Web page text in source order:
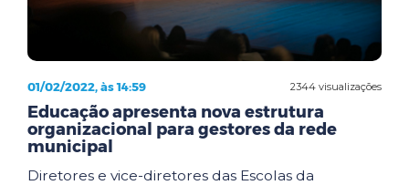
2344 visualizações
01/02/2022, às 14:59
Educação apresenta nova estrutura
organizacional para gestores da rede
municipal
Diretores e vice-diretores das Escolas da